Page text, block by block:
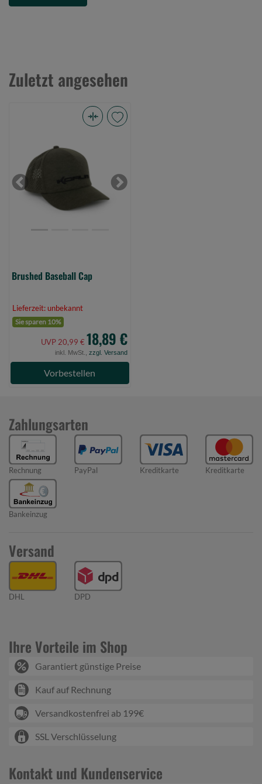
Zuletzt angesehen
(Bild
0)Previous Next
Brushed Baseball Cap
Lieferzeit: unbekannt
Sie sparen 10%
UVP 20,99 € 18,89 €
inkl. MwSt., zzgl. Versand
Vorbestellen
Zahlungsarten
Rechnung PayPal Kreditkarte Kreditkarte
Bankeinzug
Versand
DHL DPD
Ihre Vorteile im Shop
Garantiert günstige Preise
Kauf auf Rechnung
Versandkostenfrei ab 199€
SSL Verschlüsselung
Kontakt und Kundenservice